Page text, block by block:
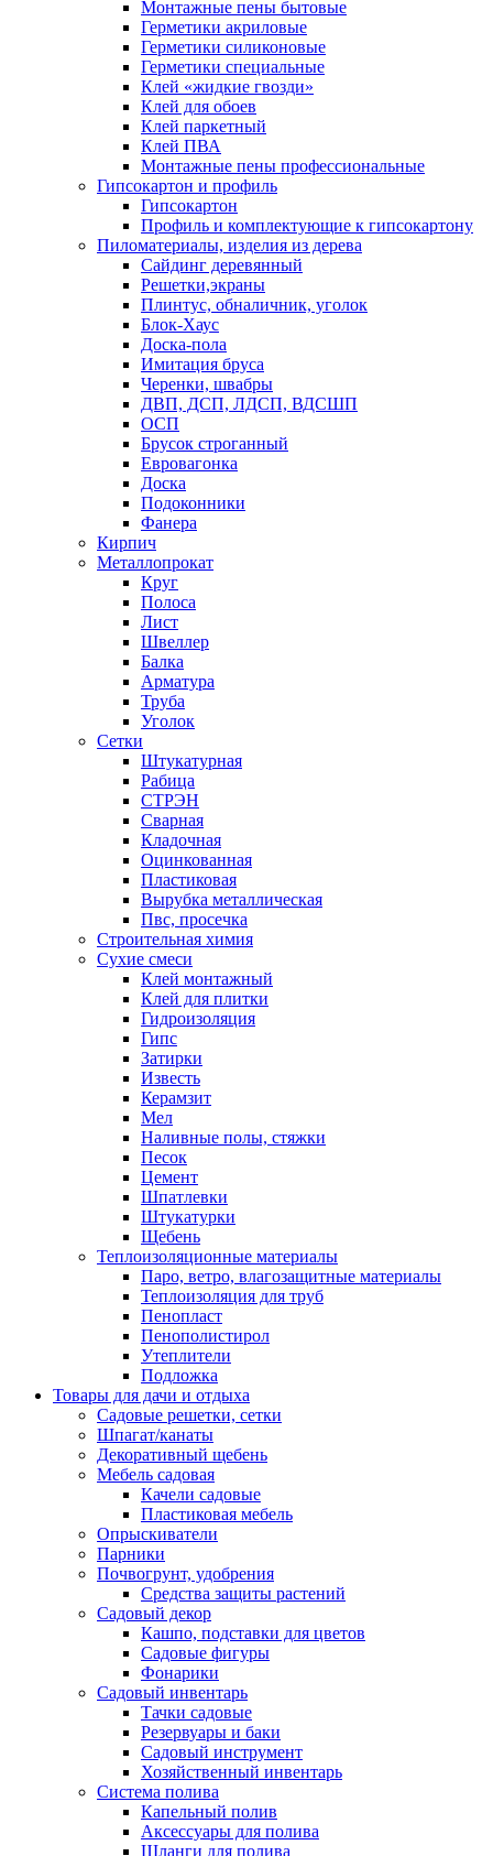
Монтажные пены бытовые
Герметики акриловые
Герметики силиконовые
Герметики специальные
Клей «жидкие гвозди»
Клей для обоев
Клей паркетный
Клей ПВА
Монтажные пены профессиональные
Гипсокартон и профиль
Гипсокартон
Профиль и комплектующие к гипсокартону
Пиломатериалы, изделия из дерева
Сайдинг деревянный
Решетки,экраны
Плинтус, обналичник, уголок
Блок-Хаус
Доска-пола
Имитация бруса
Черенки, швабры
ДВП, ДСП, ЛДСП, ВДСШП
ОСП
Брусок строганный
Евровагонка
Доска
Подоконники
Фанера
Кирпич
Металлопрокат
Круг
Полоса
Лист
Швеллер
Балка
Арматура
Труба
Уголок
Сетки
Штукатурная
Рабица
СТРЭН
Сварная
Кладочная
Оцинкованная
Пластиковая
Вырубка металлическая
Пвс, просечка
Строительная химия
Сухие смеси
Клей монтажный
Клей для плитки
Гидроизоляция
Гипс
Затирки
Известь
Керамзит
Мел
Наливные полы, стяжки
Песок
Цемент
Шпатлевки
Штукатурки
Щебень
Теплоизоляционные материалы
Паро, ветро, влагозащитные материалы
Теплоизоляция для труб
Пенопласт
Пенополистирол
Утеплители
Подложка
Товары для дачи и отдыха
Садовые решетки, сетки
Шпагат/канаты
Декоративный щебень
Мебель садовая
Качели садовые
Пластиковая мебель
Опрыскиватели
Парники
Почвогрунт, удобрения
Средства защиты растений
Садовый декор
Кашпо, подставки для цветов
Садовые фигуры
Фонарики
Садовый инвентарь
Тачки садовые
Резервуары и баки
Садовый инструмент
Хозяйственный инвентарь
Система полива
Капельный полив
Аксессуары для полива
Шланги для полива